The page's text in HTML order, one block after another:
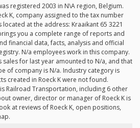
registered 2003 in N\A region, Belgium.
K, company assigned to the tax number
located at the address: Kraaikant 65 3221
you a complete range of reports and
financial data, facts, analysis and official
N/a employees work in this company.
sales for last year amounted to N/a, and that
of company is N/a. Industry category is
created in Roeck K were not found.
Railroad Transportation, including 6 other
owner, director or manager of Roeck K is
at reviews of Roeck K, open positions,